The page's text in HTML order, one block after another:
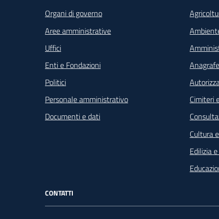
Organi di governo
Aree amministrative
Uffici
Enti e Fondazioni
Politici
Personale amministrativo
Documenti e dati
Cimiteri
Cultura
Edilizia
CONTATTI